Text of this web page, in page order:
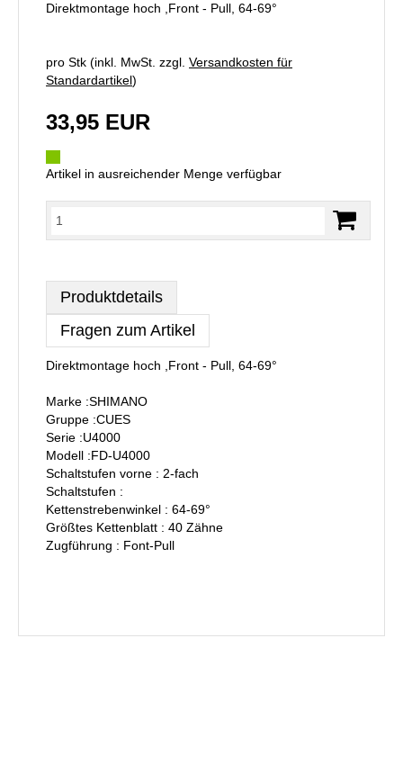
Direktmontage hoch ,Front - Pull, 64-69°
pro Stk (inkl. MwSt. zzgl. Versandkosten für
Standardartikel)
33,95 EUR
Artikel in ausreichender Menge verfügbar
Produktdetails
Fragen zum Artikel
Direktmontage hoch ,Front - Pull, 64-69°
Marke :SHIMANO
Gruppe :CUES
Serie :U4000
Modell :FD-U4000
Schaltstufen vorne : 2-fach
Schaltstufen :
Kettenstrebenwinkel : 64-69°
Größtes Kettenblatt : 40 Zähne
Zugführung : Font-Pull